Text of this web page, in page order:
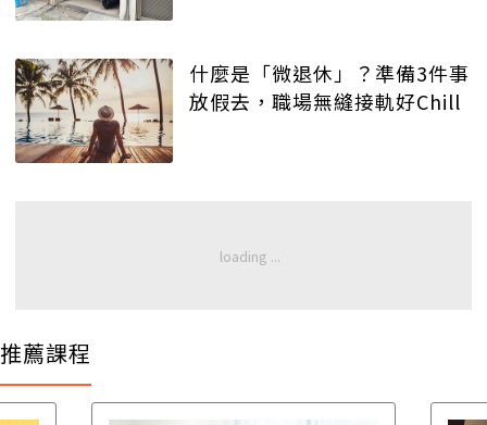
什麼是「微退休」？準備3件事
放假去，職場無縫接軌好Chill
推薦課程